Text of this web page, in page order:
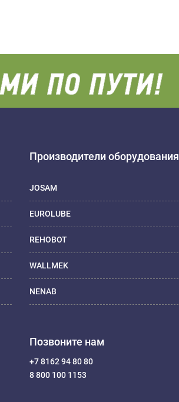
Производители оборудования
JOSAM
EUROLUBE
REHOBOT
WALLMEK
NENAB
Позвоните нам
+7 8162 94 80 80
8 800 100 1153